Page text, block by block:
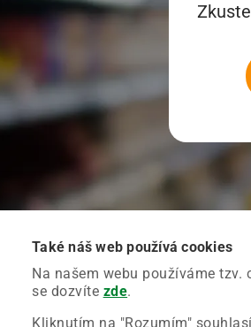
Také náš web používá cookies
Na našem webu používáme
se dozvíte zde.
Kliknutím na "Rozumím"